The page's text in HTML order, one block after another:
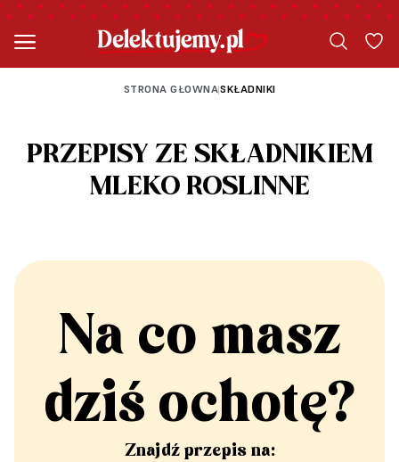
STRONA GŁOWNA|SKŁADNIKI
PRZEPISY ZE SKŁADNIKIEM
MLEKO ROŚLINNE
Na co masz
dziś ochotę?
Znajdź przepis na: